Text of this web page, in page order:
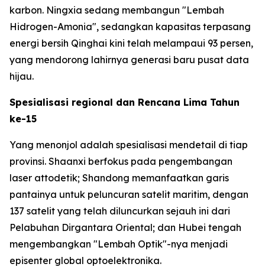
karbon. Ningxia sedang membangun "Lembah
Hidrogen-Amonia", sedangkan kapasitas terpasang
energi bersih Qinghai kini telah melampaui 93 persen,
yang mendorong lahirnya generasi baru pusat data
hijau.
Spesialisasi regional dan Rencana Lima Tahun
ke-15
Yang menonjol adalah spesialisasi mendetail di tiap
provinsi. Shaanxi berfokus pada pengembangan
laser attodetik; Shandong memanfaatkan garis
pantainya untuk peluncuran satelit maritim, dengan
137 satelit yang telah diluncurkan sejauh ini dari
Pelabuhan Dirgantara Oriental; dan Hubei tengah
mengembangkan "Lembah Optik"-nya menjadi
episenter global optoelektronika.